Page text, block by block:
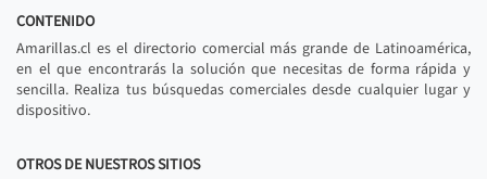
CONTENIDO
Amarillas.cl es el directorio comercial más grande de Latinoamérica,
en el que encontrarás la solución que necesitas de forma rápida y
sencilla. Realiza tus búsquedas comerciales desde cualquier lugar y
dispositivo.
OTROS DE NUESTROS SITIOS